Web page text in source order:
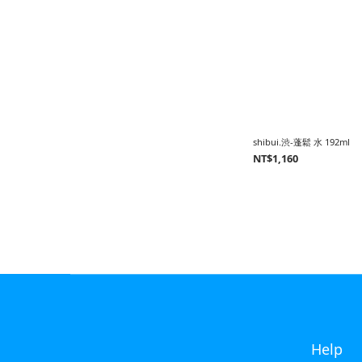
shibui.渋-蓬鬆 水 192ml
NT$1,160
Help